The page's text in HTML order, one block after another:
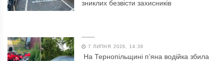
зниклих безвісти захисників
7 ЛИПНЯ 2026, 14:39
На Тернопільщині п’яна водійка збила